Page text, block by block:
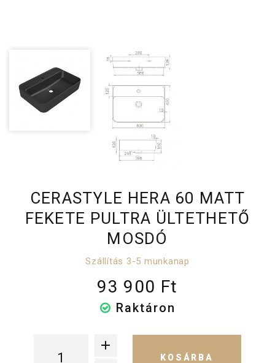
CERASTYLE HERA 60 MATT
FEKETE PULTRA ÜLTETHETŐ
MOSDÓ
Szállítás 3-5 munkanap
93 900 Ft
Raktáron
KOSÁRBA